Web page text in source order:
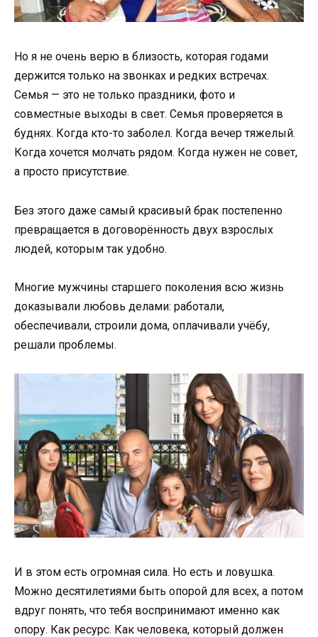
Но я не очень верю в близость, которая годами
держится только на звонках и редких встречах.
Семья — это не только праздники, фото и
совместные выходы в свет. Семья проверяется в
буднях. Когда кто-то заболел. Когда вечер тяжелый.
Когда хочется молчать рядом. Когда нужен не совет,
а просто присутствие.
Без этого даже самый красивый брак постепенно
превращается в договорённость двух взрослых
людей, которым так удобно.
Многие мужчины старшего поколения всю жизнь
доказывали любовь делами: работали,
обеспечивали, строили дома, оплачивали учёбу,
решали проблемы.
И в этом есть огромная сила. Но есть и ловушка.
Можно десятилетиями быть опорой для всех, а потом
вдруг понять, что тебя воспринимают именно как
опору. Как ресурс. Как человека, который должен